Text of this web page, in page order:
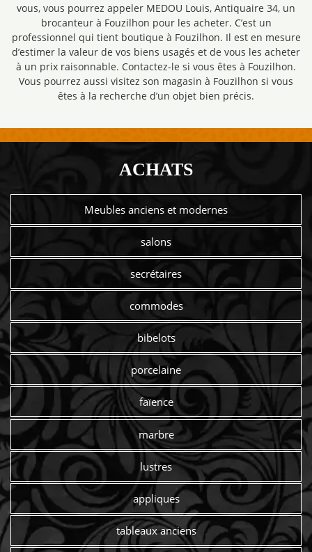
vous, vous pourrez appeler MEDOU Louis, Antiquaire 34, un
brocanteur à Fouzilhon pour les acheter. C’est un
professionnel qui tient boutique à Fouzilhon. Il est en mesure
d’estimer la valeur de vos biens usagés et de vous les acheter
à un prix raisonnable. Contactez-le si vous êtes à Fouzilhon.
Vous pourrez aussi visitez son magasin à Fouzilhon si vous
êtes à la recherche d’un objet bien précis.
ACHATS
Meubles anciens et modernes
salons
secrétaires
commodes
bibelots
porcelaine
faïence
marbre
lustres
appliques
tableaux anciens